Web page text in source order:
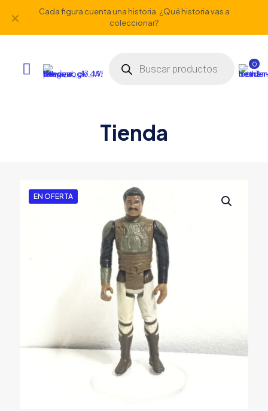
Cada figura cuenta una historia. ¿Qué historia vas a
coleccionar?
✕
productos
0
Tienda
EN OFERTA